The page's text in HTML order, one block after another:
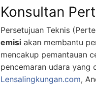
Konsultan
Persetujuan Teknis
emisi akan membantu
mencakup pemantauan
pencemaran udara yang
Lensalingkungan.com,